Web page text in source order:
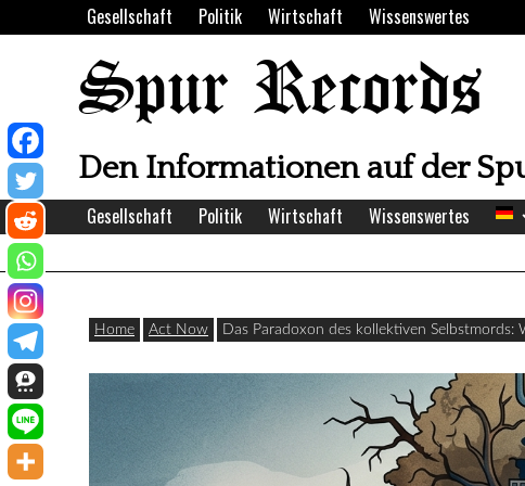
to
Gesellschaft Politik Wirtschaft Wissenswertes
Spur Records
Den Informationen auf der
Gesellschaft Politik Wirtschaft Wissenswertes
Home Act Now Das Paradoxon des kollektiven Selbstmords: